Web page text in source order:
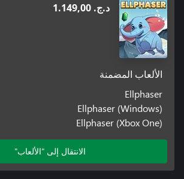
د.ج.‏ 1.149,00
الألعاب المضمنة
Ellphaser
Ellphaser (Windows)
Ellphaser (Xbox One)
الانتقال إلى "الألعاب"